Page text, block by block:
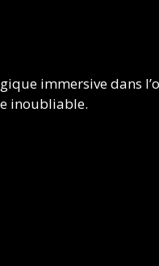
immersive dans
inoubliable.